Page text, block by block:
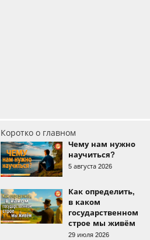
Коротко о главном
Чему нам нужно
научиться?
5 августа 2026
Как определить,
в каком
государственном
строе мы живём
29 июля 2026